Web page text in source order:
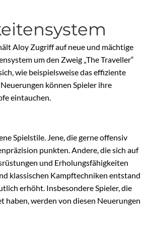
Aloy Zugriff auf neue und mächtige
um den Zweig „The Traveller“
wie beispielsweise das effiziente
können Spieler ihre
eintauchen.
Spielstile. Jene, die gerne offensiv
punkten. Andere, die sich auf
und Erholungsfähigkeiten
klassischen Kampftechniken entstand
erhöht. Insbesondere Spieler, die
werden von diesen Neuerungen